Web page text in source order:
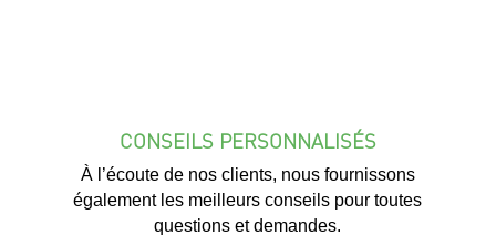
CONSEILS PERSONNALISÉS
À l’écoute de nos clients, nous fournissons
également les meilleurs conseils pour toutes
questions et demandes.